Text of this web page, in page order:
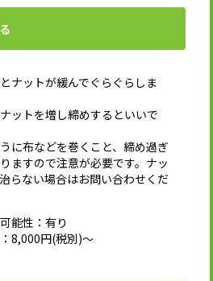
ナットが緩んでぐらぐらしま
ットを増し締めするといいで
に布などを巻くこと、締め過ぎ
ますので注意が必要です。ナッ
らない場合はお問い合わせくだ
能性：有り
8,000円(税別)～